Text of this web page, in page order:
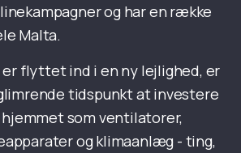
og har en række
Malta.
er flyttet ind i en ny lejlighed, er
tidspunkt at investere
som ventilatorer,
og klimaanlæg - ting,